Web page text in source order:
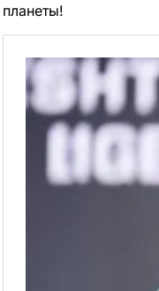
планеты!